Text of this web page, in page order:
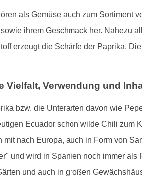
als Gemüse auch zum Sortiment
ihrem Geschmack her. Nahezu
erzeugt die Schärfe der Paprika.
Verwendung und
bzw. die Unterarten davon wie
Ecuador schon wilde Chili zum
nach Europa, auch in Form von
und wird in Spanien noch immer
und auch in großen